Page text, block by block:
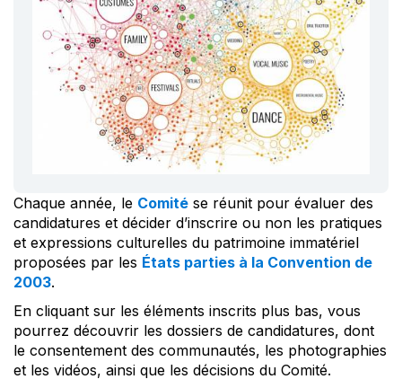
Chaque année, le Comité se réunit pour évaluer des
candidatures et décider d’inscrire ou non les pratiques
et expressions culturelles du patrimoine immatériel
proposées par les États parties à la Convention de
2003.
En cliquant sur les éléments inscrits plus bas, vous
pourrez découvrir les dossiers de candidatures, dont
le consentement des communautés, les photographies
et les vidéos, ainsi que les décisions du Comité.